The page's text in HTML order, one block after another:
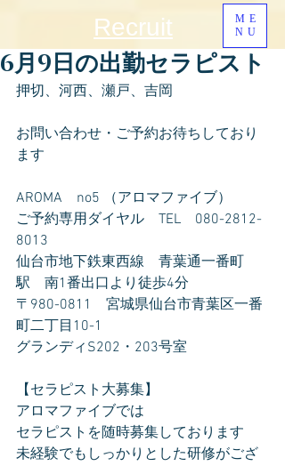
ME
NU
Recruit
6月9日の出勤セラピスト
押切、河西、瀬戸、吉岡
お問い合わせ・ご予約お待ちしており
ます
AROMA　no5 （アロマファイブ）
ご予約専用ダイヤル　TEL　080-2812-
8013
仙台市地下鉄東西線　青葉通一番町
駅　南1番出口より徒歩4分
〒980-0811　宮城県仙台市青葉区一番
町二丁目10-1
グランディS202・203号室
【セラピスト大募集】
アロマファイブでは
セラピストを随時募集しております
未経験でもしっかりとした研修がござ